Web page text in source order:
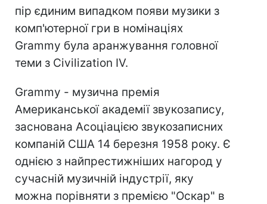
пір єдиним випадком появи музики з
комп'ютерної гри в номінаціях
Grammy була аранжування головної
теми з Civilization IV.
Grammy - музична премія
Американської академії звукозапису,
заснована Асоціацією звукозаписних
компаній США 14 березня 1958 року. Є
однією з найпрестижніших нагород у
сучасній музичній індустрії, яку
можна порівняти з премією "Оскар" в